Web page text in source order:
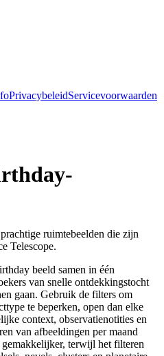
PrivacybeleidServicevoorwaarden
ruimtebeelden die zijn
Telescope.
beeld samen in één
van snelle ontdekkingstocht
gaan. Gebruik de filters om
te beperken, open dan elke
context, observatienotities en
van afbeeldingen per maand
gemakkelijker, terwijl het filteren